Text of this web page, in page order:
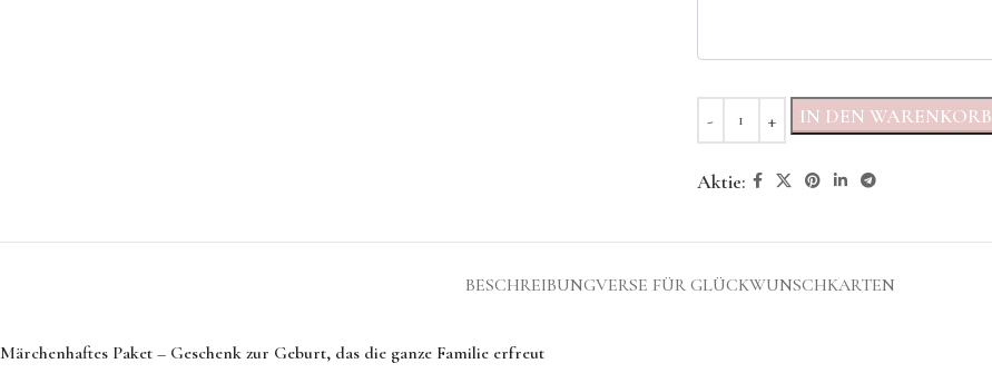
IN DEN WARENKORB
Aktie:
BESCHREIBUNGVERSE FÜR GLÜCKWUNSCHKARTEN
Märchenhaftes Paket – Geschenk zur Geburt, das die ganze Familie erfreut